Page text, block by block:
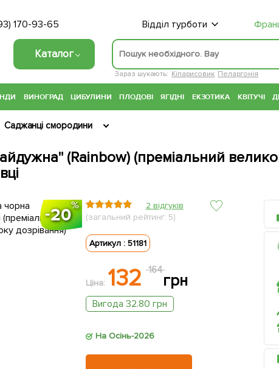
170-93-65 Відділ турботи
Каталог
Зараз шукають: Кіпарисовик Пеларгонія
ВИНОГРАД ЦИБУЛИНИ ПЛОДОВІ ЯГІДНІ ЕКЗОТИКА КВІТУЧІ
Саджанці смородини
(Rainbow) (преміальний
20
2 відгуків
(загальний рейтинг: 5)
Артикул : 51181
Ціна: 132 164
грн
Вигода 32.80 грн
На Осінь-2026